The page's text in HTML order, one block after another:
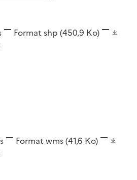
Format shp (450,9 Ko)
Format wms(41,6 Ko)